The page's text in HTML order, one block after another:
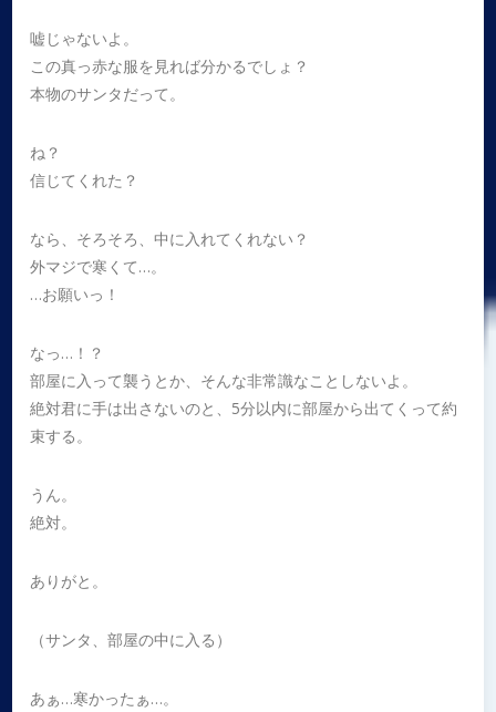
嘘じゃないよ。
この真っ赤な服を見れば分かるでしょ？
本物のサンタだって。
ね？
信じてくれた？
なら、そろそろ、中に入れてくれない？
外マジで寒くて…。
…お願いっ！
なっ…！？
部屋に入って襲うとか、そんな非常識なことしないよ。
絶対君に手は出さないのと、5分以内に部屋から出てくって約
束する。
うん。
絶対。
ありがと。
（サンタ、部屋の中に入る）
あぁ…寒かったぁ…。